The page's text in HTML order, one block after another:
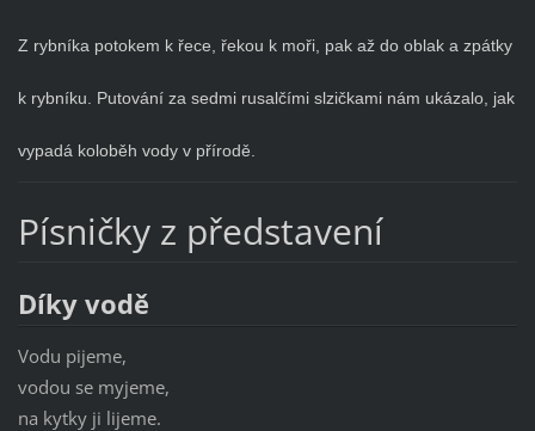
Z rybníka potokem k řece, řekou k moři, pak až do oblak a zpátky
k rybníku. Putování za sedmi rusalčími slzičkami nám ukázalo, jak
vypadá koloběh vody v přírodě.
Písničky z představení
Díky vodě
Vodu pijeme,
vodou se myjeme,
na kytky ji lijeme.